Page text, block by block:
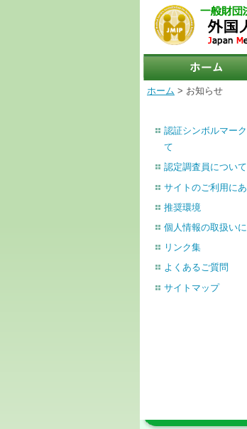
ホーム > お知らせ
認証シンボルマー
て
認定調査員について
サイトのご利用に
推奨環境
個人情報の取扱い
リンク集
よくあるご質問
サイトマップ